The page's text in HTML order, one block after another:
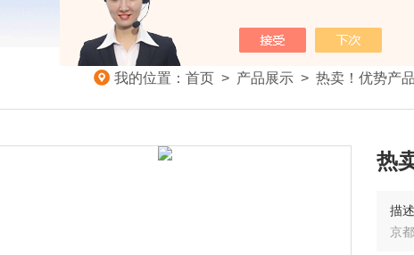
我的位置： 首页 > 产品展示 > 热卖！优势产品
热
描
京